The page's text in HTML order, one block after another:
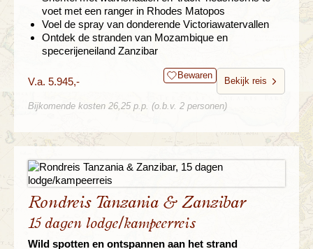
voet met een ranger in Rhodes Matopos
Voel de spray van donderende Victoriawatervallen
Ontdek de stranden van Mozambique en
specerijeneiland Zanzibar
V.a. 5.945,- Bewaren
Bekijk reis
Bijkomende kosten 26,25 p.p. (o.b.v. 2 personen)
Rondreis Tanzania & Zanzibar
15 dagen lodge/kampeerreis
Wild spotten en ontspannen aan het strand